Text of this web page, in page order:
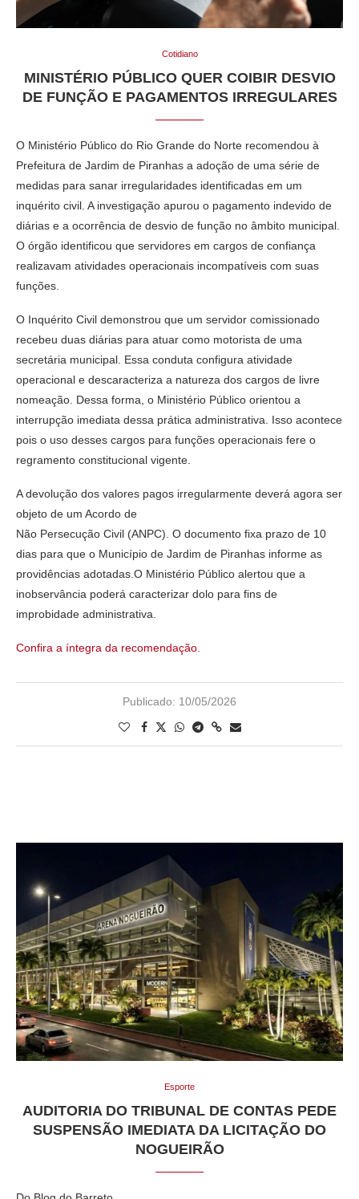
Cotidiano
MINISTÉRIO PÚBLICO QUER COIBIR DESVIO
DE FUNÇÃO E PAGAMENTOS IRREGULARES
O Ministério Público do Rio Grande do Norte recomendou à
Prefeitura de Jardim de Piranhas a adoção de uma série de
medidas para sanar irregularidades identificadas em um
inquérito civil. A investigação apurou o pagamento indevido de
diárias e a ocorrência de desvio de função no âmbito municipal.
O órgão identificou que servidores em cargos de confiança
realizavam atividades operacionais incompatíveis com suas
funções.
O Inquérito Civil demonstrou que um servidor comissionado
recebeu duas diárias para atuar como motorista de uma
secretária municipal. Essa conduta configura atividade
operacional e descaracteriza a natureza dos cargos de livre
nomeação. Dessa forma, o Ministério Público orientou a
interrupção imediata dessa prática administrativa. Isso acontece
pois o uso desses cargos para funções operacionais fere o
regramento constitucional vigente.
A devolução dos valores pagos irregularmente deverá agora ser
objeto de um Acordo de
Não Persecução Civil (ANPC). O documento fixa prazo de 10
dias para que o Município de Jardim de Piranhas informe as
providências adotadas.O Ministério Público alertou que a
inobservância poderá caracterizar dolo para fins de
improbidade administrativa.
Confira a íntegra da recomendação.
Publicado: 10/05/2026
Esporte
AUDITORIA DO TRIBUNAL DE CONTAS PEDE
SUSPENSÃO IMEDIATA DA LICITAÇÃO DO
NOGUEIRÃO